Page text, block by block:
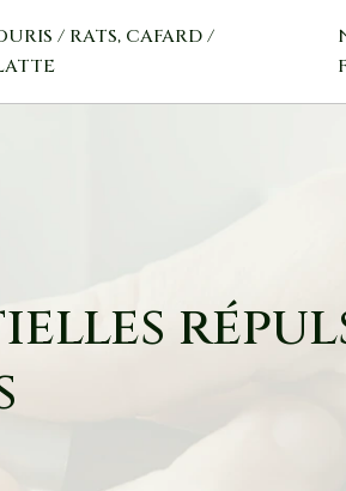
/ RATS, CAFARD /